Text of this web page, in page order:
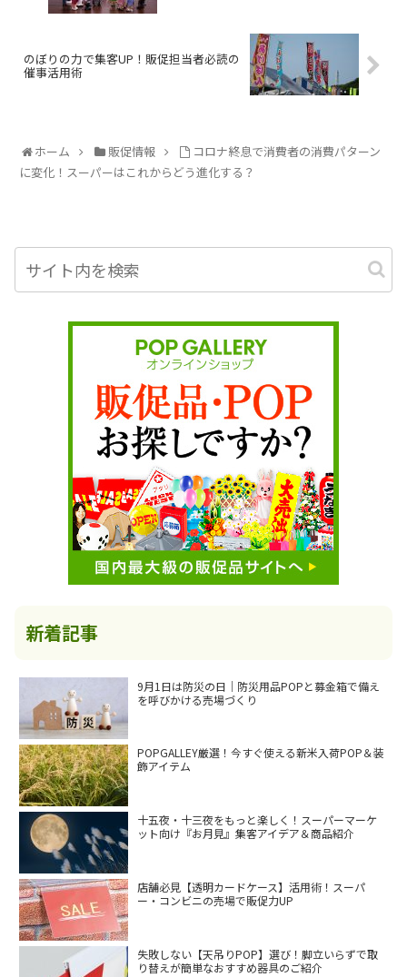
のぼりの力で集客UP！販促担当者必読の
催事活用術
ホーム 販促情報
コロナ終息で消費者の消費パターン
に変化！スーパーはこれからどう進化する？
新着記事
9月1日は防災の日｜防災用品POPと募金箱で備え
を呼びかける売場づくり
POPGALLEY厳選！今すぐ使える新米入荷POP＆装
飾アイテム
十五夜・十三夜をもっと楽しく！スーパーマーケ
ット向け『お月見』集客アイデア＆商品紹介
店舗必見【透明カードケース】活用術！スーパ
ー・コンビニの売場で販促力UP
失敗しない【天吊りPOP】選び！脚立いらずで取
り替えが簡単なおすすめ器具のご紹介